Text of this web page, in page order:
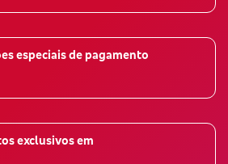
especiais de pagamento
exclusivos em